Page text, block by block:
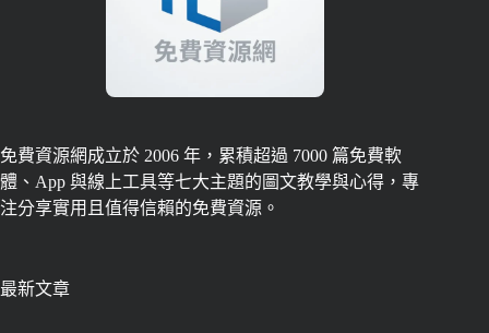
免費資源網成立於 2006 年，累積超過 7000 篇免費軟
體、App 與線上工具等七大主題的圖文教學與心得，專
注分享實用且值得信賴的免費資源。
最新文章